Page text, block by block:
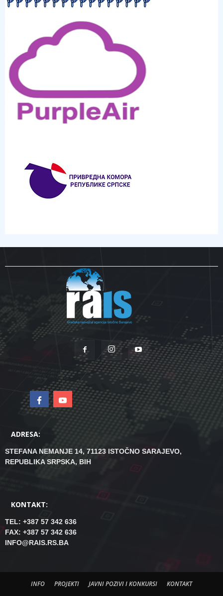
ADRESA:
STEFANA NEMANJE 14, 71123 ISTOČNO SARAJEVO,
REPUBLIKA SRPSKA, BIH
KONTAKT:
TEL: +387 57 342 636
FAX: +387 57 342 636
INFO@RAIS.RS.BA
INFO PROJEKTI JAVNI POZIVI I KONKURSI KONTAKT